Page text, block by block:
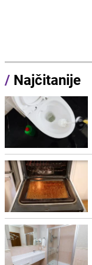
/ Najčitanije